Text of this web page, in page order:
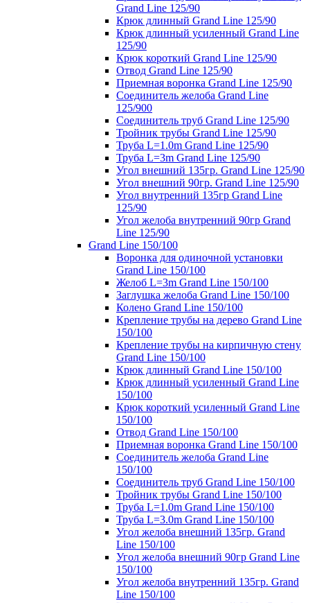
Grand Line 125/90
Крюк длинный Grand Line 125/90
Крюк длинный усиленный Grand Line
125/90
Крюк короткий Grand Line 125/90
Отвод Grand Line 125/90
Приемная воронка Grand Line 125/90
Соединитель желоба Grand Line
125/900
Соединитель труб Grand Line 125/90
Тройник трубы Grand Line 125/90
Труба L=1.0m Grand Line 125/90
Труба L=3m Grand Line 125/90
Угол внешний 135гр. Grand Line 125/90
Угол внешний 90гр. Grand Line 125/90
Угол внутренний 135гр Grand Line
125/90
Угол желоба внутренний 90гр Grand
Line 125/90
Grand Line 150/100
Воронка для одиночной установки
Grand Line 150/100
Желоб L=3m Grand Line 150/100
Заглушка желоба Grand Line 150/100
Колено Grand Line 150/100
Крепление трубы на дерево Grand Line
150/100
Крепление трубы на кирпичную стену
Grand Line 150/100
Крюк длинный Grand Line 150/100
Крюк длинный усиленный Grand Line
150/100
Крюк короткий усиленный Grand Line
150/100
Отвод Grand Line 150/100
Приемная воронка Grand Line 150/100
Соединитель желоба Grand Line
150/100
Соединитель труб Grand Line 150/100
Тройник трубы Grand Line 150/100
Труба L=1.0m Grand Line 150/100
Труба L=3.0m Grand Line 150/100
Угол желоба внешний 135гр. Grand
Line 150/100
Угол желоба внешний 90гр Grand Line
150/100
Угол желоба внутренний 135гр. Grand
Line 150/100